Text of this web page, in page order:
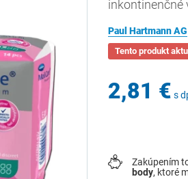
inkontinenčné
Paul Hartmann AG
Tento produkt
2,81 € s
Zakúpením
body, ktoré